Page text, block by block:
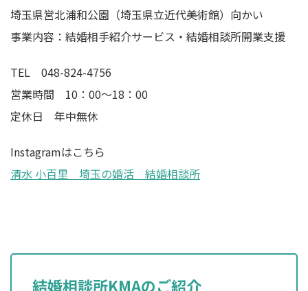
埼玉県営北浦和公園（埼玉県立近代美術館）向かい
事業内容：結婚相手紹介サービス・結婚相談所開業支援
TEL 048-824-4756
営業時間 10：00～18：00
定休日 年中無休
Instagramはこちら
清水 小百里 埼玉の婚活 結婚相談所
結婚相談所KMAのご紹介